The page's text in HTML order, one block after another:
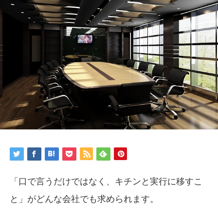
「口で言うだけではなく、キチンと実行に移すこ
と」がどんな会社でも求められます。